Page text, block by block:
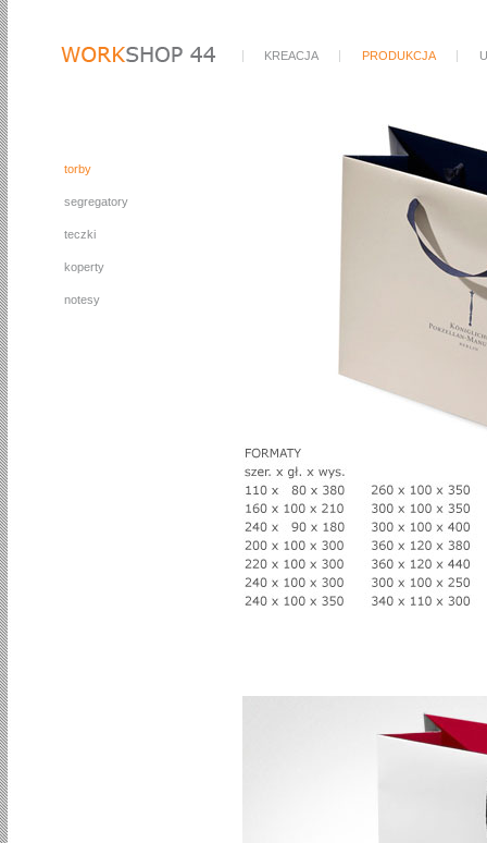
torby
segregatory
teczki
koperty
notesy
KREACJA PRODUKCJA